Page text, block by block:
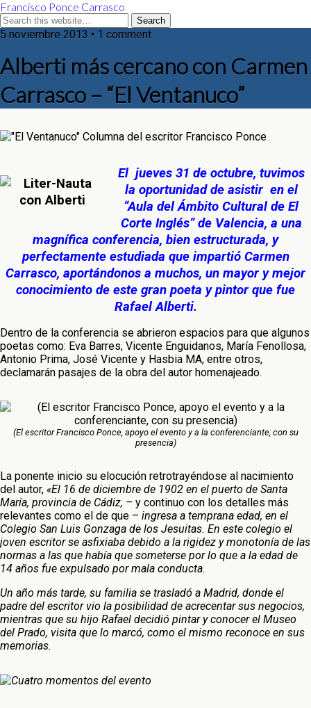
Francisco Ponce Carrasco
5 noviembre 2013 • 1 comment
Alberti más cercano con Carmen
Carrasco – “El Ventanuco”
El jueves 31 de octubre, tuvimos
la oportunidad de asistir en el
“Aula del Ámbito Cultural de El
Corte Inglés” de Valencia, a una
magnífica conferencia, bien estructurada, y
perfectamente estudiada que impartió Carmen
Carrasco, aportándonos a muchos, un mayor y mejor
conocimiento de este gran poeta y pintor que fue
Rafael Alberti.
Dentro de la conferencia se abrieron espacios para que algunos
poetas como: Eva Barres, Vicente Enguidanos, María Fenollosa,
Antonio Prima, José Vicente y Hasbia MA, entre otros,
declamarán pasajes de la obra del autor homenajeado.
(El escritor Francisco Ponce, apoyo el evento y a la conferenciante, con su
presencia)
La ponente inicio su elocución retrotrayéndose al nacimiento
del autor, «El 16 de diciembre de 1902 en el puerto de Santa
María, provincia de Cádiz, – y continuo con los detalles más
relevantes como el de que – ingresa a temprana edad, en el
Colegio San Luis Gonzaga de los Jesuitas. En este colegio el
joven escritor se asfixiaba debido a la rigidez y monotonía de las
normas a las que había que someterse por lo que a la edad de
14 años fue expulsado por mala conducta.
Un año más tarde, su familia se trasladó a Madrid, donde el
padre del escritor vio la posibilidad de acrecentar sus negocios,
mientras que su hijo Rafael decidió pintar y conocer el Museo
del Prado, visita que lo marcó, como el mismo reconoce en sus
memorias.